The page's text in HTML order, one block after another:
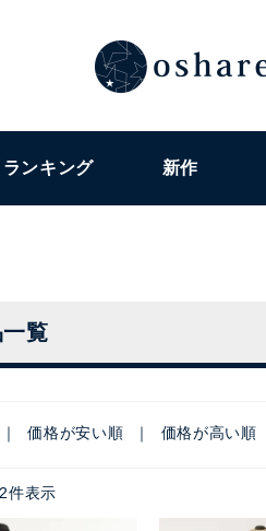
ランキング 新作
覧
価格が安い順 価格が高い順
2件表示